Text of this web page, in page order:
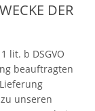
DER
lit. b DSGVO
beauftragten
unseren